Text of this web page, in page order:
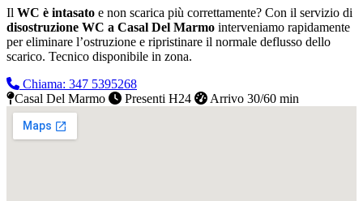
Il WC è intasato e non scarica più correttamente? Con il servizio di
disostruzione WC a Casal Del Marmo interveniamo rapidamente
per eliminare l’ostruzione e ripristinare il normale deflusso dello
scarico. Tecnico disponibile in zona.
Chiama: 347 5395268
Casal Del Marmo
Presenti H24 Arrivo 30/60 min